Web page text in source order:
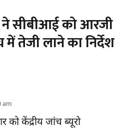
ने सीबीआई को आरजी
तेजी लाने का निर्देश
am
को केंद्रीय जांच ब्यूरो